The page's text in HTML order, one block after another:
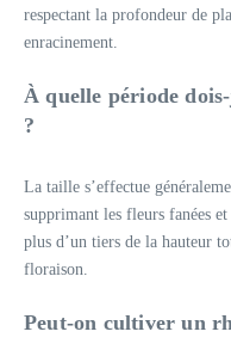
respectant la profondeur de
enracinement.
À quelle période
?
La taille s’effectue
supprimant les fleurs fanées
plus d’un tiers de la hauteur
floraison.
Peut-on cultiver un